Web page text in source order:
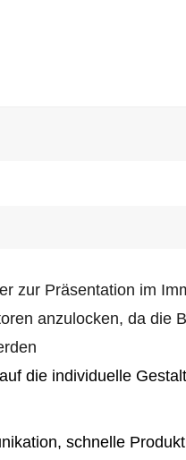
zur Präsentation im
anzulocken, da die
die individuelle
schnelle